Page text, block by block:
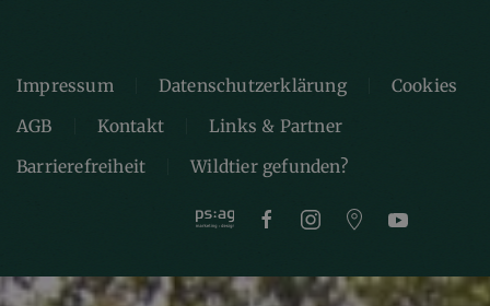
Impressum Datenschutzerklärung
Cookies
AGB
Kontakt
Links & Partner
Barrierefreiheit
Wildtier gefunden?